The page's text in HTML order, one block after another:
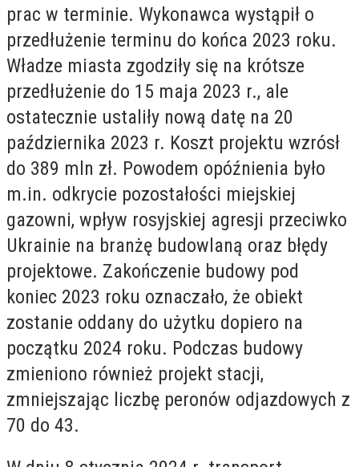
prac w terminie. Wykonawca wystąpił o
przedłużenie terminu do końca 2023 roku.
Władze miasta zgodziły się na krótsze
przedłużenie do 15 maja 2023 r., ale
ostatecznie ustaliły nową datę na 20
października 2023 r. Koszt projektu wzrósł
do 389 mln zł. Powodem opóźnienia było
m.in. odkrycie pozostałości miejskiej
gazowni, wpływ rosyjskiej agresji przeciwko
Ukrainie na branżę budowlaną oraz błędy
projektowe. Zakończenie budowy pod
koniec 2023 roku oznaczało, że obiekt
zostanie oddany do użytku dopiero na
początku 2024 roku. Podczas budowy
zmieniono również projekt stacji,
zmniejszając liczbę peronów odjazdowych z
70 do 43.